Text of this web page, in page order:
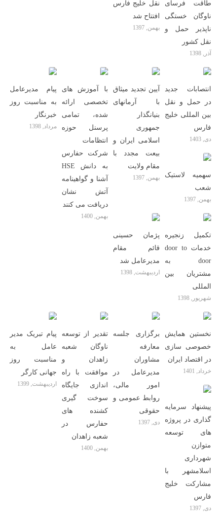
نقل خلیج فارس
افتتاح شد
بهمن, 1397
طاقت فرسای
ناوگان خستگی
ناپذیر حمل و
نقل کشور
آذر, 1398
پیام مدیرعامل
به مناسبت روز
خبرنگار
مرداد, 1398
با آموزش های
تخصصی ارائه
شده، تمامی
پرسنل حوزه
انتظامات
شرکت حفارس
به دانش HSE
آشنا و گواهینامه
آتش نشان
دریافت می کنند
بهمن, 1400
آیین تجدید میثاق
با آرمانهای
بنیانگذار
جمهوری
اسلامی ایران و
بیعت مجدد با
مقام ولایت
بهمن, 1397
انتصابات جدید
در حمل و نقل
بین المللی خلیج
فارس
دی, 1403
سهمیه لاستیک
شعب
بهمن, 1397
پژمان حسینی
قائم مقام
مدیرعامل شد
اردیبهشت, 1398
تکمیل زنجیره
خدمات door to
door به
مشتریان بین
المللى
شهریور, 1398
پیام تبریک مدیر
عامل به
مناسبت روز
جهانی کارگر
اردیبهشت, 1399
تقدیر از توسعه
ناوگان شعبه
زاهدان و
موافقت با راه
اندازی جایگاه
سوخت گیری
کشنده های
حفارس در
شعبه زاهدان
بهمن, 1400
برگزاری جلسه
معارفه
مشاوران
مدیرعامل در
امور مالی،
روابط عمومی و
حقوقی
دی, 1397
نخستین همایش
خصوصی سازی
در اقتصاد ایران
خرداد, 1401
پیشنهاد سرمایه
گذاری در پروژه
های توسعه
متوازن
شهرداری
اسلامشهر با
مشارکت خلیج
فارس
دی, 1397